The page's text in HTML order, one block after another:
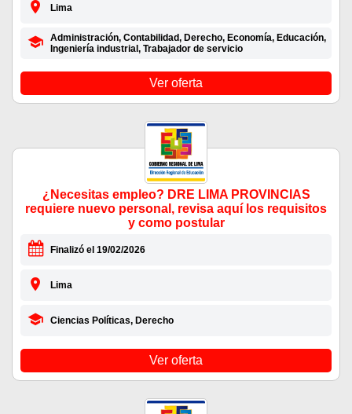
Lima
Administración, Contabilidad, Derecho, Economía, Educación,
Ingeniería industrial, Trabajador de servicio
Ver oferta
¿Necesitas empleo? DRE LIMA PROVINCIAS
requiere nuevo personal, revisa aquí los requisitos
y como postular
Finalizó el 19/02/2026
Lima
Ciencias Políticas, Derecho
Ver oferta